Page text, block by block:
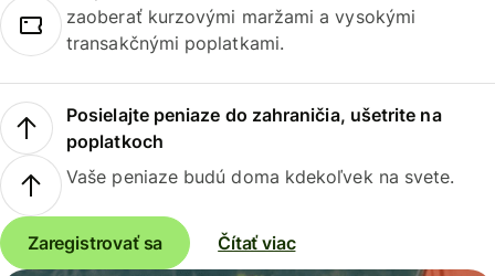
zaoberať kurzovými maržami a vysokými
transakčnými poplatkami.
Posielajte peniaze do zahraničia, ušetrite na
poplatkoch
Vaše peniaze budú doma kdekoľvek na svete.
Zaregistrovať sa Čítať viac